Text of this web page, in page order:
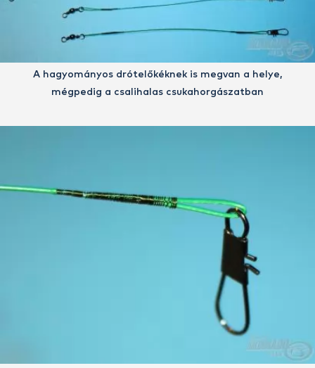
A hagyományos drótelőkéknek is megvan a helye,
mégpedig a csalihalas csukahorgászatban